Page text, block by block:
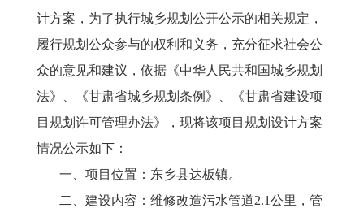
计方案，为了执行城乡规划公开公示的相关规定，
履行规划公众参与的权利和义务，充分征求社会公
众的意见和建议，依据《中华人民共和国城乡规划
法》、《甘肃省城乡规划条例》、《甘肃省建设项
目规划许可管理办法》，现将该项目规划设计方案
情况公示如下：
一、 项目位置： 东乡县达板镇。
二、 建设内容：维修改造污水管道2.1公里，管